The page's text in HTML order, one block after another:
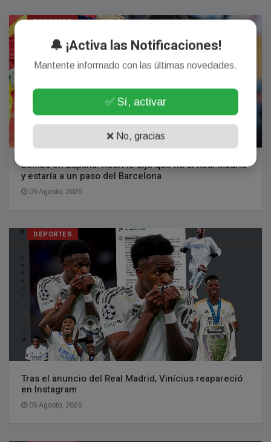
DEPORTES
Bomba en España: Rodri le dijo que no al Real Madrid
y estaría a un paso del Barcelona
06 Agosto, 2026
DEPORTES
Tras el anuncio del Real Madrid, Vinícius reapareció
en Instagram
06 Agosto, 2026
🔔 ¡Activa las Notificaciones!
Mantente informado con las últimas novedades.
✅ Sí, activar
❌ No, gracias